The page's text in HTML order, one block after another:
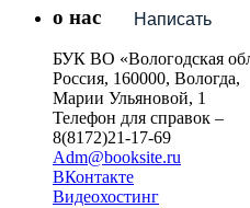
Написать
о нас
БУК ВО «Вологодская
Россия, 160000, Вологда,
Марии Ульяновой, 1
Телефон для справок –
8(8172)21-17-69
Adm@booksite.ru
ВКонтакте
Видеохостинг